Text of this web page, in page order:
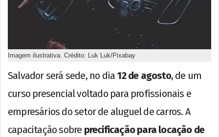
Imagem ilustrativa. Crédito: Luk Luk/Pixabay
Salvador será sede, no dia 12 de agosto, de um
curso presencial voltado para profissionais e
empresários do setor de aluguel de carros. A
capacitação sobre precificação para locação de